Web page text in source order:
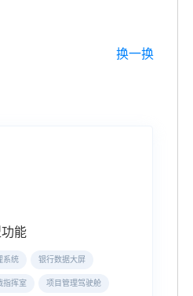
换一换
能
系统 银行数据大屏
指挥室 项目管理驾驶舱